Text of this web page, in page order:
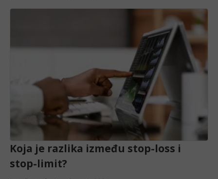
Koja je razlika između stop-loss i
stop-limit?